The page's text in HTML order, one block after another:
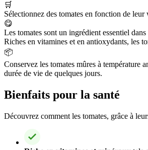
🛒
Sélectionnez des tomates en fonction de
😋
Les tomates sont un ingrédient essentiel
Riches en vitamines et en antioxydants, les
📦
Conservez les tomates mûres à température
durée de vie de quelques jours.
Bienfaits pour la santé
Découvrez comment les tomates, grâce à